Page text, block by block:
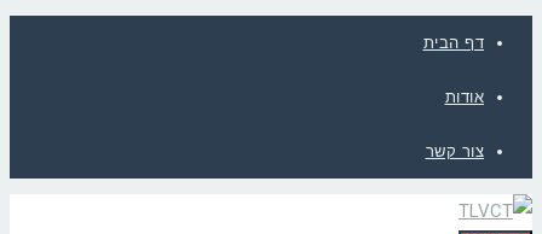
דף הבית
אודות
צור קשר